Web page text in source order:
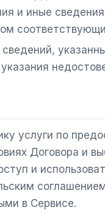
и иные
услуги по
Договора и
и
в Сервисе.